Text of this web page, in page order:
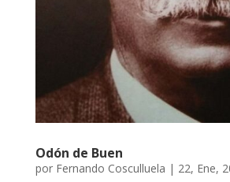
Odón de Buen
por Fernando Cosculluela | 22, Ene,